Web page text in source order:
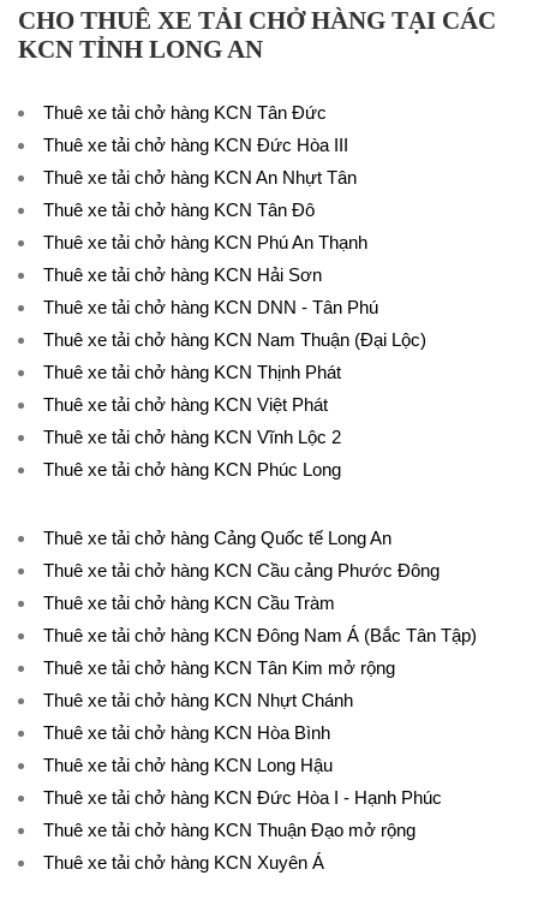
CHO THUÊ XE TẢI CHỞ HÀNG TẠI CÁC
KCN TỈNH LONG AN
Thuê xe tải chở hàng KCN Tân Đức
Thuê xe tải chở hàng KCN Đức Hòa III
Thuê xe tải chở hàng KCN An Nhựt Tân
Thuê xe tải chở hàng KCN Tân Đô
Thuê xe tải chở hàng KCN Phú An Thạnh
Thuê xe tải chở hàng KCN Hải Sơn
Thuê xe tải chở hàng KCN DNN - Tân Phú
Thuê xe tải chở hàng KCN Nam Thuận (Đại Lộc)
Thuê xe tải chở hàng KCN Thịnh Phát
Thuê xe tải chở hàng KCN Việt Phát
Thuê xe tải chở hàng KCN Vĩnh Lộc 2
Thuê xe tải chở hàng KCN Phúc Long
Thuê xe tải chở hàng Cảng Quốc tế Long An
Thuê xe tải chở hàng KCN Cầu cảng Phước Đông
Thuê xe tải chở hàng KCN Cầu Tràm
Thuê xe tải chở hàng KCN Đông Nam Á (Bắc Tân Tập)
Thuê xe tải chở hàng KCN Tân Kim mở rộng
Thuê xe tải chở hàng KCN Nhựt Chánh
Thuê xe tải chở hàng KCN Hòa Bình
Thuê xe tải chở hàng KCN Long Hậu
Thuê xe tải chở hàng KCN Đức Hòa I - Hạnh Phúc
Thuê xe tải chở hàng KCN Thuận Đạo mở rộng
Thuê xe tải chở hàng KCN Xuyên Á